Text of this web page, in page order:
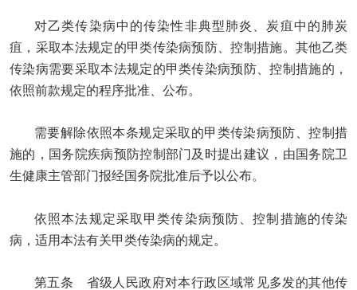
对乙类传染病中的传染性非典型肺炎、炭疽中的肺炭
疽，采取本法规定的甲类传染病预防、控制措施。其他乙类
传染病需要采取本法规定的甲类传染病预防、控制措施的，
依照前款规定的程序批准、公布。
需要解除依照本条规定采取的甲类传染病预防、控制措
施的，国务院疾病预防控制部门及时提出建议，由国务院卫
生健康主管部门报经国务院批准后予以公布。
依照本法规定采取甲类传染病预防、控制措施的传染
病，适用本法有关甲类传染病的规定。
第五条 省级人民政府对本行政区域常见多发的其他传